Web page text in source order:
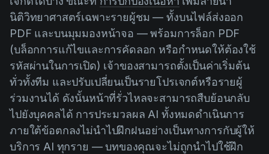
นิติวิทยาศาสตร์เฉพาะรายผู้ชม — ทั้งบนไฟล์ส่งออก
PDF และบนมุมมองหน้าจอ — พร้อมการล็อก PDF
(บล็อกการแก้ไขและการคัดลอก หรือกำหนดให้ต้องใช้
รหัสผ่านในการเปิด) เจ้าของสามารถตั้งเป็นค่าเริ่มต้น
ทั่วทั้งทีม และปรับเปลี่ยนเป็นรายโปรเจกต์หรือรายผู้
ร่วมงานได้ ดังนั้นหน้าที่รั่วไหลจะสามารถสืบย้อนกลับ
ไปยังบุคคลได้ การประมวลผล AI ทั้งหมดดำเนินการ
ภายใต้ข้อตกลงไม่นำไปฝึกฝนอย่างเป็นทางการกับผู้ให้
บริการ AI ทุกราย — บทของคุณจะไม่ถูกนำไปใช้ฝึก